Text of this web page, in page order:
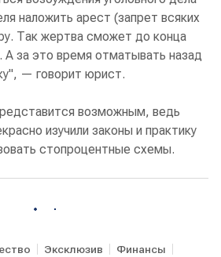
наложить арест (запрет всяких
Так жертва сможет до конца
за это время отматывать назад
— говорит юрист.
возможным, ведь
изучили законы и практику
стопроцентные схемы.
Эксклюзив
Финансы